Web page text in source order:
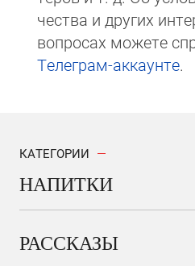
чест­ва и других
вопросах мо­же­те
Те­ле­грам-ак­каунте.
КАТЕГОРИИ
НАПИТКИ
РАССКАЗЫ